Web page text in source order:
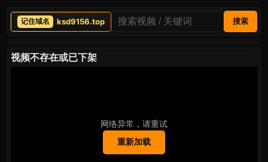
ksd9156.top 搜索
视频不存在或已下架
网络异常，请重试
重新加载